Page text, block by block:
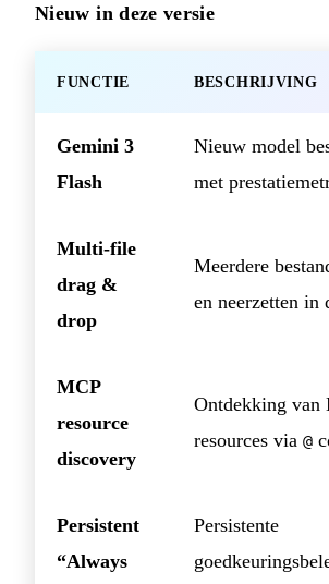
Nieuw in deze versie
FUNCTIE BESCHRIJVING
Gemini 3
Flash
Nieuw model
met
Multi-file
drag &
drop
Meerdere
en neerzetten in
MCP
resource
discovery
Ontdekking van
resources via @
Persistent
“Always
Persistente